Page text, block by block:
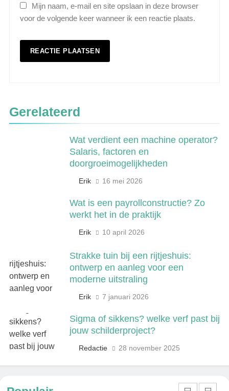
Mijn naam, e-mail en site opslaan in deze browser
voor de volgende keer wanneer ik een reactie plaats.
Gerelateerd
Wat verdient een machine operator?
Salaris, factoren en
doorgroeimogelijkheden
Erik 16 mei 2026
Wat is een payrollconstructie? Zo
werkt het in de praktijk
Erik 10 april 2026
Strakke tuin bij een rijtjeshuis:
ontwerp en aanleg voor een
moderne uitstraling
Erik 7 januari 2026
Sigma of sikkens? welke verf past bij
jouw schilderproject?
Redactie 28 november 2025
De 538 Ochtendshow: dit moet je
weten over het populairste
Kwantitatief of kwalitatief
ONDERWIJS, CULTUUR EN WETENSCHAP
8
Wat verdient een machine
operator? Salaris, factoren en
doorgroeimogelijkheden
TECHNIEK, PRODUCTIE EN BOUW